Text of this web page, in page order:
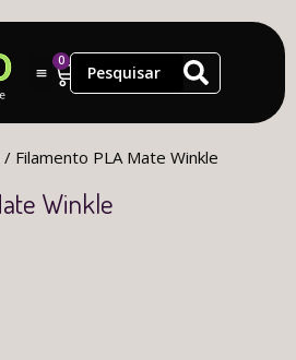
0
/ Filamento PLA Mate Winkle
Winkle